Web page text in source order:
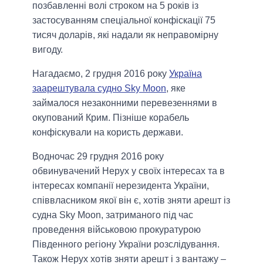
позбавленні волі строком на 5 років із
застосуванням спеціальної конфіскації 75
тисяч доларів, які надали як неправомірну
вигоду.
Нагадаємо, 2 грудня 2016 року Україна
заарештувала судно Sky Moon, яке
займалося незаконними перевезеннями в
окупований Крим. Пізніше корабель
конфіскували на користь держави.
Водночас 29 грудня 2016 року
обвинувачений Нерух у своїх інтересах та в
інтересах компанії нерезидента України,
співвласником якої він є, хотів зняти арешт із
судна Sky Moon, затриманого під час
проведення військовою прокуратурою
Південного регіону України розслідування.
Також Нерух хотів зняти арешт і з вантажу –